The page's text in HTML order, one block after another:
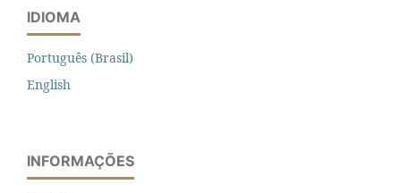
IDIOMA
Português (Brasil)
English
INFORMAÇÕES